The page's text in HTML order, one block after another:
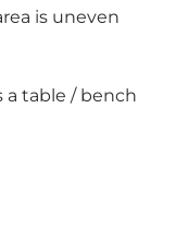
is uneven
table / bench